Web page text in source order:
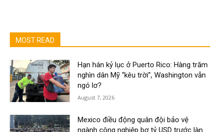
MOST READ
Hạn hán kỷ lục ở Puerto Rico: Hàng trăm
nghìn dân Mỹ “kêu trời”, Washington vẫn
ngó lơ?
August 7, 2026
Mexico điều động quân đội bảo vệ
ngành công nghiệp bơ tỷ USD trước làn